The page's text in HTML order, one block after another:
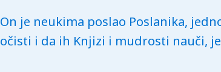
On je neukima poslao Poslanika,
očisti i da ih Knjizi i mudrosti nauči,